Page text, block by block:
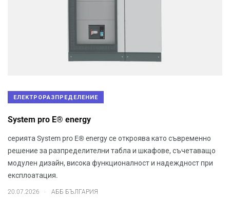
ЕЛЕКТРОРАЗПРЕДЕЛЕНИЕ
System pro E® energy
серията System pro E® energy се откроява като съвременно
решение за разпределителни табла и шкафове, съчетаващо
модулен дизайн, висока функционалност и надеждност при
експлоатация.
20.07.2026 . АББ БЪЛГАРИЯ